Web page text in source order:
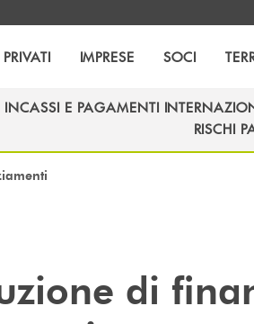
PRIVATI IMPRESE SOCI
INCASSI E PAGAMENTI
INCASSI E PAGAMENTI
RISCHI
RISCHI
di